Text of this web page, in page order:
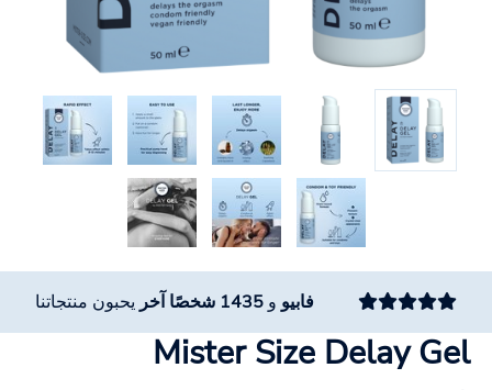
فابيو و 1435 شخصًا آخر يحبون منتجاتنا
Mister Size Delay Gel